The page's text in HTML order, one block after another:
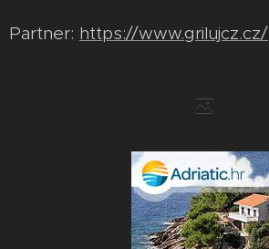
Partner: https://www.grilujcz.cz/